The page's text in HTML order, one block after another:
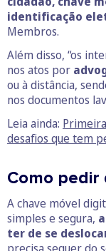
identificação
Membros.
Além disso, “os
nos atos por
ou à distância,
nos documentos
Leia ainda:
desafios que tem
Como
A chave móvel
simples e segura,
ter de se
precisa sequer do